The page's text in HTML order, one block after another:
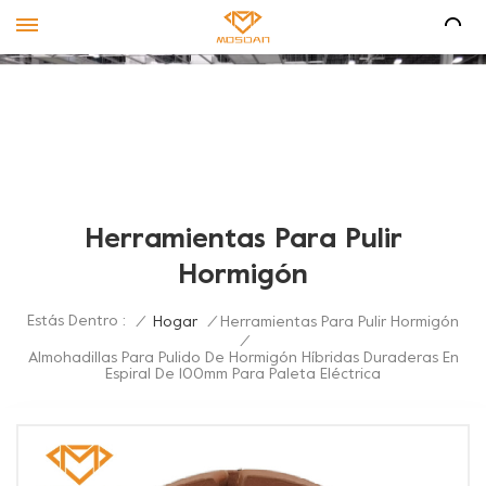
Herramientas Para Pulir
Hormigón
Estás Dentro : / Hogar / Herramientas Para Pulir Hormigón
/
Almohadillas Para Pulido De Hormigón Híbridas Duraderas En
Espiral De 100mm Para Paleta Eléctrica